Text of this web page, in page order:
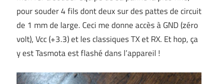
pour souder 4 fils dont deux sur des pattes de circuit
de 1 mm de large. Ceci me donne accès à GND (zéro
volt), Vcc (+3.3) et les classiques TX et RX. Et hop, ça
y est Tasmota est flashé dans l’appareil !